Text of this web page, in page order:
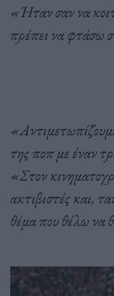
«Ήταν σαν να
πρέπει να φτάσω
της ποπ με έναν
«Στον
ακτιβιστές και,
θέμα που θέλω να